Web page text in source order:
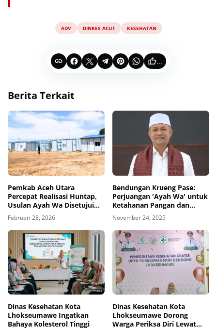
ADV DINKES ACUT KESEHATAN
...
Berita Terkait
Pemkab Aceh Utara
Percepat Realisasi Huntap,
Usulan Ayah Wa Disetujui
BNPB untuk KK Gantung
Februari 28, 2026
Bendungan Krueng Pase:
Perjuangan 'Ayah Wa' untuk
Ketahanan Pangan dan
Kesejahteraan Petani Aceh
Utara
November 24, 2025
Dinas Kesehatan Kota
Lhokseumawe Ingatkan
Bahaya Kolesterol Tinggi
Dinas Kesehatan Kota
Lhokseumawe Dorong
Warga Periksa Diri Lewat